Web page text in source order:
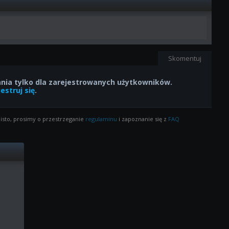
Skomentuj
tylko dla zarejestrowanych użytkowników.
się.
prosimy o przestrzeganie regulaminu i zapoznanie się z FAQ